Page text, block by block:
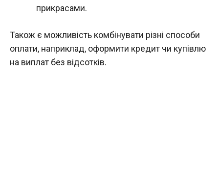
прикрасами.
Також є можливість комбінувати різні способи
оплати, наприклад, оформити кредит чи купівлю
на виплат без відсотків.